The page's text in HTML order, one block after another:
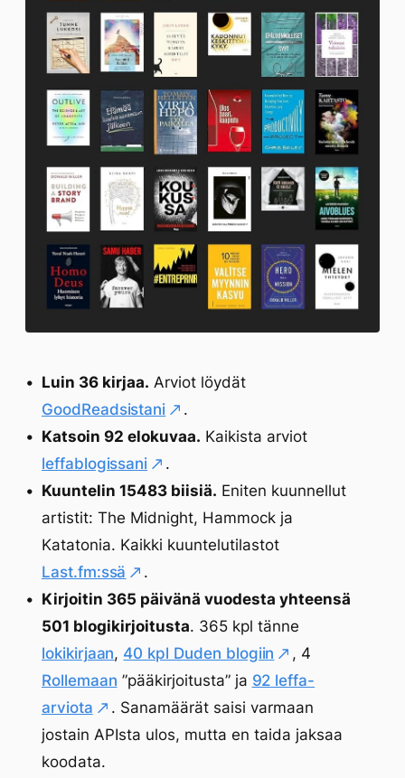
Luin 36 kirjaa. Arviot löydät
GoodReadsistani
.
Katsoin 92 elokuvaa. Kaikista arviot
leffablogissani
.
Kuuntelin 15483 biisiä. Eniten kuunnellut
artistit: The Midnight, Hammock ja
Katatonia. Kaikki kuuntelutilastot
Last.fm:ssä
.
Kirjoitin 365 päivänä vuodesta yhteensä
501 blogikirjoitusta. 365 kpl tänne
lokikirjaan, 40 kpl Duden blogiin
, 4
Rollemaan ”pääkirjoitusta” ja 92 leffa-
arviota
. Sanamäärät saisi varmaan
jostain APIsta ulos, mutta en taida jaksaa
koodata.